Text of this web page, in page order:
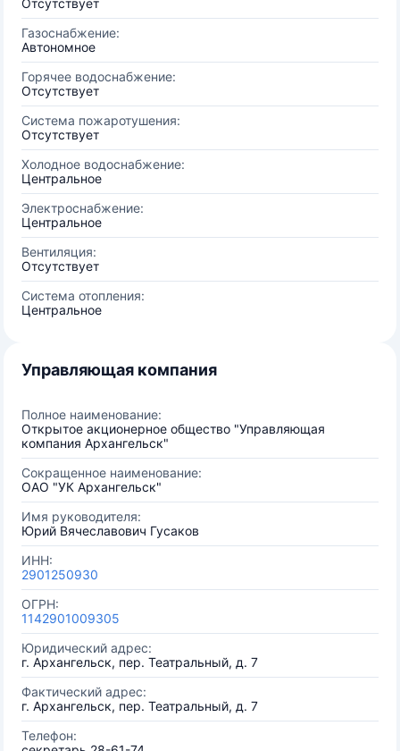
Отсутствует
Газоснабжение:
Автономное
Горячее водоснабжение:
Отсутствует
Система пожаротушения:
Отсутствует
Холодное водоснабжение:
Центральное
Электроснабжение:
Центральное
Вентиляция:
Отсутствует
Система отопления:
Центральное
Управляющая компания
Полное наименование:
Открытое акционерное общество "Управляющая
компания Архангельск"
Сокращенное наименование:
ОАО "УК Архангельск"
Имя руководителя:
Юрий Вячеславович Гусаков
ИНН:
2901250930
ОГРН:
1142901009305
Юридический адрес:
г. Архангельск, пер. Театральный, д. 7
Фактический адрес:
г. Архангельск, пер. Театральный, д. 7
Телефон: